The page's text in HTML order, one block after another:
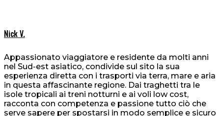
Nick V.
Appassionato viaggiatore e residente da molti anni
nel Sud-est asiatico, condivide sul sito la sua
esperienza diretta con i trasporti via terra, mare e aria
in questa affascinante regione. Dai traghetti tra le
isole tropicali ai treni notturni e ai voli low cost,
racconta con competenza e passione tutto ciò che
serve sapere per spostarsi in modo semplice e sicuro